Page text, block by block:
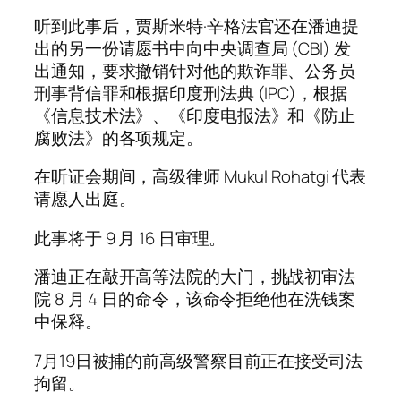
听到此事后，贾斯米特·辛格法官还在潘迪提
出的另一份请愿书中向中央调查局 (CBI) 发
出通知，要求撤销针对他的欺诈罪、公务员
刑事背信罪和根据印度刑法典 (IPC)，根据
《信息技术法》、《印度电报法》和《防止
腐败法》的各项规定。
在听证会期间，高级律师 Mukul Rohatgi 代表
请愿人出庭。
此事将于 9 月 16 日审理。
潘迪正在敲开高等法院的大门，挑战初审法
院 8 月 4 日的命令，该命令拒绝他在洗钱案
中保释。
7月19日被捕的前高级警察目前正在接受司法
拘留。